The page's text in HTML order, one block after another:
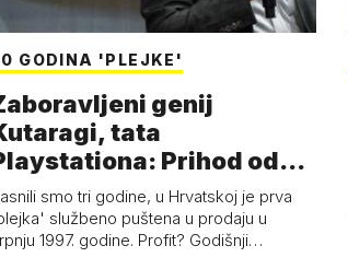
GODINA 'PLEJKE'
genij
tata
Prihod od
kao hrvatski…
smo tri godine, u Hrvatskoj je prva
službeno puštena u prodaju u
1997. godine. Profit? Godišnji…